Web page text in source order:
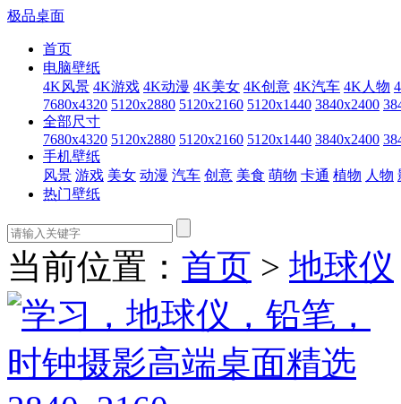
极品桌面
首页
电脑壁纸
4K风景 4K游戏 4K动漫 4K美女 4K创意 4K汽车 4K人物
7680x4320 5120x2880 5120x2160 5120x1440 3840x2400
全部尺寸
7680x4320 5120x2880 5120x2160 5120x1440 3840x2400
手机壁纸
风景 游戏 美女 动漫 汽车 创意 美食 萌物 卡通 植物 人物
热门壁纸
当前位置： 首页 > 地球仪